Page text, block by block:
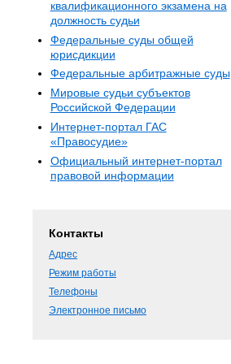
квалификационного экзамена на
должность судьи
Федеральные суды общей
юрисдикции
Федеральные арбитражные суды
Мировые судьи субъектов
Российской Федерации
Интернет-портал ГАС
«Правосудие»
Официальный интернет-портал
правовой информации
Контакты
Адрес
Режим работы
Телефоны
Электронное письмо